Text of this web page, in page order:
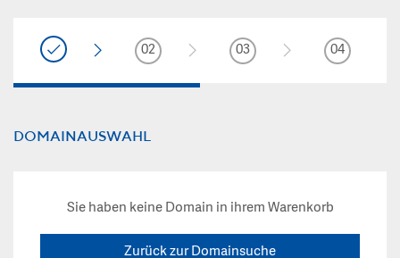
02 03 04
DOMAINAUSWAHL
Sie haben keine Domain in ihrem Warenkorb
Zurück zur Domainsuche